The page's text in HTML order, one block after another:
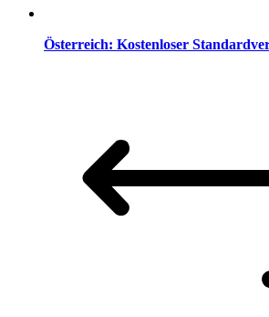
Österreich: Kostenloser